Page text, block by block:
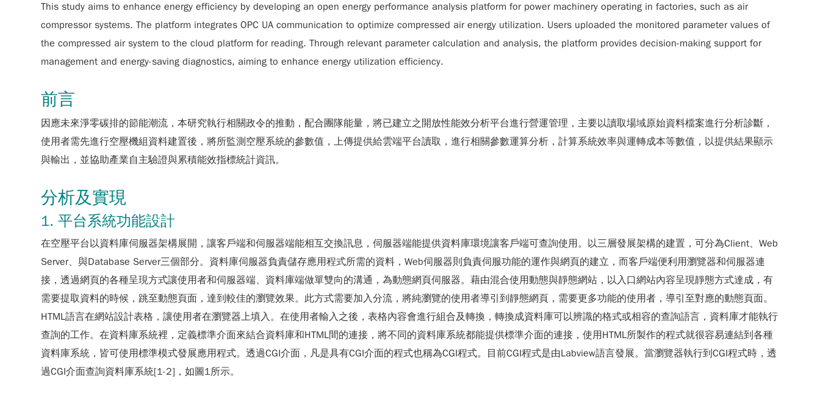
This study aims to enhance energy efficiency by developing an open energy performance analysis platform for power machinery operating in factories, such as air
compressor systems. The platform integrates OPC UA communication to optimize compressed air energy utilization. Users uploaded the monitored parameter values of
the compressed air system to the cloud platform for reading. Through relevant parameter calculation and analysis, the platform provides decision-making support for
management and energy-saving diagnostics, aiming to enhance energy utilization efficiency.
前言
因應未來淨零碳排的節能潮流，本研究執行相關政令的推動，配合團隊能量，將已建立之開放性能效分析平台進行營運管理，主要以讀取場域原始資料檔案進行分析診斷，
使用者需先進行空壓機組資料建置後，將所監測空壓系統的參數值，上傳提供給雲端平台讀取，進行相關參數運算分析，計算系統效率與運轉成本等數值，以提供結果顯示
與輸出，並協助產業自主驗證與累積能效指標統計資訊。
分析及實現
1. 平台系統功能設計
在空壓平台以資料庫伺服器架構展開，讓客戶端和伺服器端能相互交換訊息，伺服器端能提供資料庫環境讓客戶端可查詢使用。以三層發展架構的建置，可分為Client、Web
Server、與Database Server三個部分。資料庫伺服器負責儲存應用程式所需的資料，Web伺服器則負責伺服功能的運作與網頁的建立，而客戶端便利用瀏覽器和伺服器連
接，透過網頁的各種呈現方式讓使用者和伺服器端、資料庫端做單雙向的溝通，為動態網頁伺服器。藉由混合使用動態與靜態網站，以入口網站內容呈現靜態方式達成，有
需要提取資料的時候，跳至動態頁面，達到較佳的瀏覽效果。此方式需要加入分流，將純瀏覽的使用者導引到靜態網頁，需要更多功能的使用者，導引至對應的動態頁面。
HTML語言在網站設計表格，讓使用者在瀏覽器上填入。在使用者輸入之後，表格內容會進行組合及轉換，轉換成資料庫可以辨識的格式或相容的查詢語言，資料庫才能執行
查詢的工作。在資料庫系統裡，定義標準介面來結合資料庫和HTML間的連接，將不同的資料庫系統都能提供標準介面的連接，使用HTML所製作的程式就很容易連結到各種
資料庫系統，皆可使用標準模式發展應用程式。透過CGI介面，凡是具有CGI介面的程式也稱為CGI程式。目前CGI程式是由Labview語言發展。當瀏覽器執行到CGI程式時，透
過CGI介面查詢資料庫系統[1-2]，如圖1所示。